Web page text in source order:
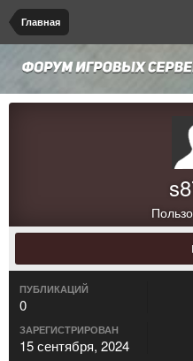
Главная
ПУБЛИКАЦИЙ
0
ЗАРЕГИСТРИРОВАН
15 сентября, 2024